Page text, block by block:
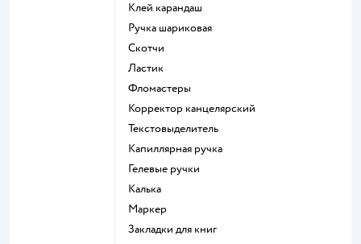
Клей карандаш
Ручка шариковая
Скотчи
Ластик
Фломастеры
Корректор канцелярский
Текстовыделитель
Капиллярная ручка
Гелевые ручки
Калька
Маркер
Закладки для книг